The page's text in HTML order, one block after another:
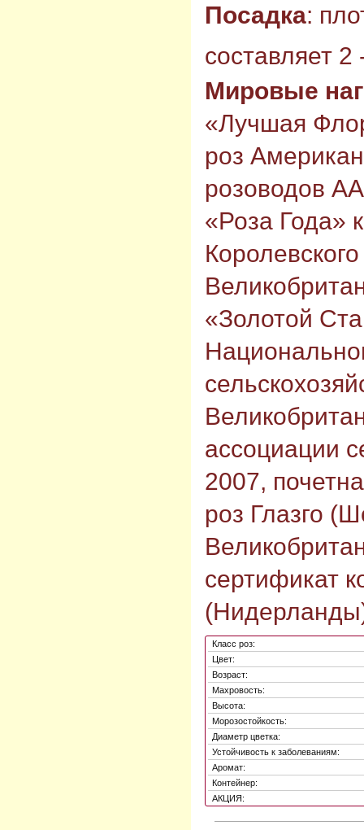
Посадка:
составляет
Мировые
«Лучшая
роз
розоводов
«Роза Года»
«Золотой
ассоциации
2007,
роз Глазго
сертификат
Класс роз:
Цвет:
Возраст:
Махровость:
Высота:
Морозостойкость:
Диаметр цветка:
Устойчивость к заболеваниям:
Аромат:
Контейнер:
АКЦИЯ: